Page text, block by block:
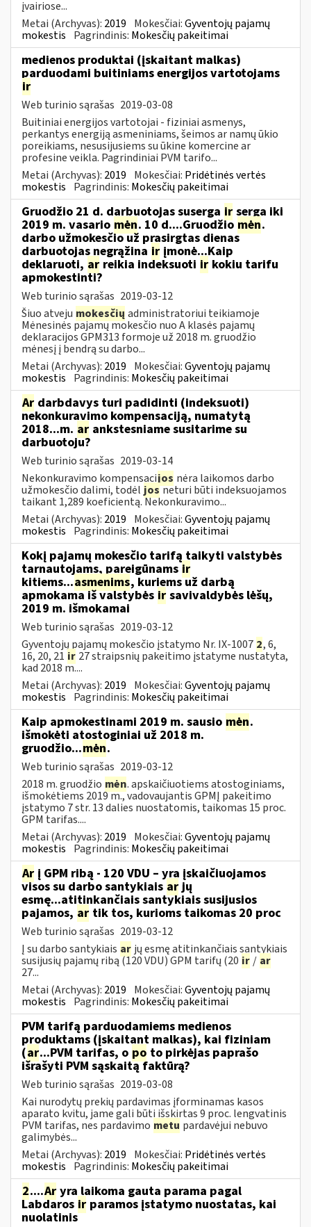
įvairiose...
Metai (Archyvas): 2019 Mokesčiai:Gyventojų pajamų
mokestis Pagrindinis: Mokesčių pakeitimai
medienos produktai (įskaitant malkas)
parduodami buitiniams energijos vartotojams
ir
Web turinio sąrašas 2019-03-08
Buitiniai energijos vartotojai - fiziniai asmenys,
perkantys energiją asmeniniams, šeimos ar namų ūkio
poreikiams, nesusijusiems su ūkine komercine ar
profesine veikla. Pagrindiniai PVM tarifo...
Metai (Archyvas): 2019 Mokesčiai: Pridėtinės vertės
mokestis Pagrindinis: Mokesčių pakeitimai
Gruodžio 21 d. darbuotojas suserga ir serga iki
2019 m. vasario mėn. 10 d....Gruodžio mėn.
darbo užmokesčio už prasirgtas dienas
darbuotojas negrąžina ir įmonė...Kaip
deklaruoti, ar reikia indeksuoti ir kokiu tarifu
apmokestinti?
Web turinio sąrašas 2019-03-12
Šiuo atveju mokesčių administratoriui teikiamoje
Mėnesinės pajamų mokesčio nuo A klasės pajamų
deklaracijos GPM313 formoje už 2018 m. gruodžio
mėnesį į bendrą su darbo...
Metai (Archyvas): 2019 Mokesčiai:Gyventojų pajamų
mokestis Pagrindinis: Mokesčių pakeitimai
Ar darbdavys turi padidinti (indeksuoti)
nekonkuravimo kompensaciją, numatytą
2018...m. ar ankstesniame susitarime su
darbuotoju?
Web turinio sąrašas 2019-03-14
Nekonkuravimo kompensacijos nėra laikomos darbo
užmokesčio dalimi, todėl josneturi būti indeksuojamos
taikant 1,289 koeficientą. Nekonkuravimo...
Metai (Archyvas): 2019 Mokesčiai:Gyventojų pajamų
mokestis Pagrindinis: Mokesčių pakeitimai
Kokį pajamų mokesčio tarifą taikyti valstybės
tarnautojams, pareigūnams ir
kitiems...asmenims, kuriems už darbą
apmokama iš valstybės ir savivaldybės lėšų,
2019 m. išmokamai
Web turinio sąrašas 2019-03-12
Gyventojų pajamų mokesčio įstatymo Nr. IX-1007 2, 6,
16, 20, 21 ir 27 straipsnių pakeitimo įstatyme nustatyta,
kad 2018 m....
Metai (Archyvas): 2019 Mokesčiai:Gyventojų pajamų
mokestis Pagrindinis: Mokesčių pakeitimai
Kaip apmokestinami 2019 m. sausio mėn.
išmokėti atostoginiai už 2018 m.
gruodžio...mėn.
Web turinio sąrašas 2019-03-12
2018 m. gruodžio mėn. apskaičiuotiems atostoginiams,
išmokėtiems 2019 m., vadovaujantis GPMĮ pakeitimo
įstatymo 7 str. 13 dalies nuostatomis, taikomas 15 proc.
GPM tarifas....
Metai (Archyvas): 2019 Mokesčiai:Gyventojų pajamų
mokestis Pagrindinis: Mokesčių pakeitimai
Ar į GPM ribą - 120 VDU – yra įskaičiuojamos
visos su darbo santykiais arjų
esmę...atitinkančiais santykiais susijusios
pajamos, ar tik tos, kurioms taikomas 20 proc
Web turinio sąrašas 2019-03-12
Į su darbo santykiais ar jų esmę atitinkančiais santykiais
susijusių pajamų ribą (120 VDU) GPM tarifų (20 ir / ar
27...
Metai (Archyvas): 2019 Mokesčiai:Gyventojų pajamų
mokestis Pagrindinis: Mokesčių pakeitimai
PVM tarifą parduodamiems medienos
produktams (įskaitant malkas), kai fiziniam
(ar...PVM tarifas, o po to pirkėjas paprašo
išrašyti PVM sąskaitą faktūrą?
Web turinio sąrašas 2019-03-08
Kai nurodytų prekių pardavimas įforminamas kasos
aparato kvitu, jame gali būti išskirtas 9 proc. lengvatinis
PVM tarifas, nes pardavimo metu pardavėjui nebuvo
galimybės...
Metai (Archyvas): 2019 Mokesčiai: Pridėtinės vertės
mokestis Pagrindinis: Mokesčių pakeitimai
2....Ar yra laikoma gauta parama pagal
Labdaros ir paramos įstatymo nuostatas, kai
nuolatinis